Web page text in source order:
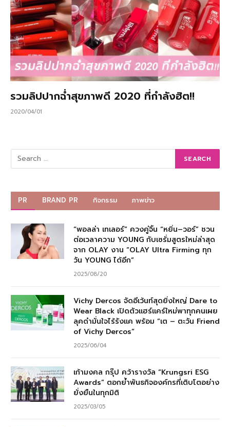
รวมลิปปากฉ่ำสุขภาพดี 2020 ที่กำลังฮิต!!
2020/04/01
PR BRAND PR กิจกรรม ภาพข่าว
“พอลล่า เทเลอร์” ควงคู่จิ้น “หยิ่น–วอร์” ชวน
ต่อเวลาความ YOUNG กับเซรั่มสูตรใหม่ล่าสุด
จาก OLAY งาน “OLAY Ultra Firming ทุก
วัน YOUNG ได้อีก”
2025/08/20
Vichy Dercos จัดอีเว้นท์สุดยิ่งใหญ่ Dare to
Wear Black เปิดตัวแฮร์แคร์ใหม่พาทุกคนเผย
ลุคดำมั่นใจไร้รังแค พร้อม “เต – ตะวัน Friend
of Vichy Dercos”
2025/06/04
เก้ามงคล กรุ๊ป คว้ารางวัล “Krungsri ESG
Awards” ตอกย้ำพันธกิจองค์กรที่เติบโตอย่าง
ยั่งยืนในทุกมิติ
2025/03/05